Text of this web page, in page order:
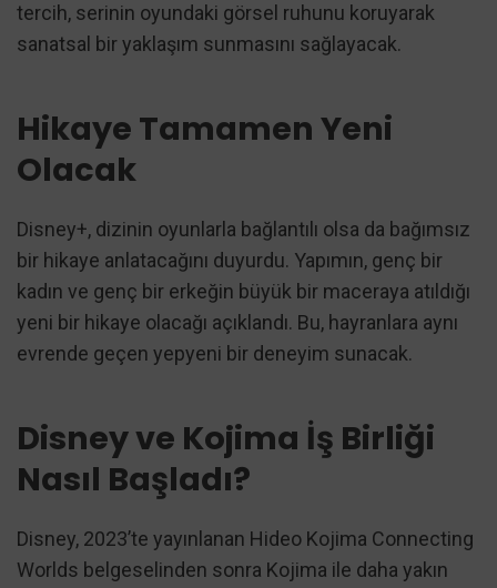
tercih, serinin oyundaki görsel ruhunu koruyarak
sanatsal bir yaklaşım sunmasını sağlayacak.
Hikaye Tamamen Yeni
Olacak
Disney+, dizinin oyunlarla bağlantılı olsa da bağımsız
bir hikaye anlatacağını duyurdu. Yapımın, genç bir
kadın ve genç bir erkeğin büyük bir maceraya atıldığı
yeni bir hikaye olacağı açıklandı. Bu, hayranlara aynı
evrende geçen yepyeni bir deneyim sunacak.
Disney ve Kojima İş Birliği
Nasıl Başladı?
Disney, 2023’te yayınlanan Hideo Kojima Connecting
Worlds belgeselinden sonra Kojima ile daha yakın